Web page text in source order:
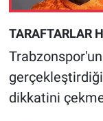
TARAFTARLAR
dikkatini